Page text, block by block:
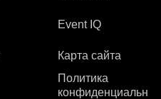
Event IQ
Карта сайта
Политика
конфиденциальн